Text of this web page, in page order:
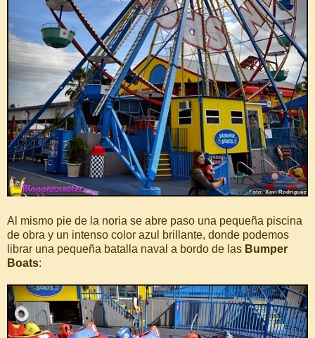
Al mismo pie de la noria se abre paso una pequeña piscina
de obra y un intenso color azul brillante, donde podemos
librar una pequeña batalla naval a bordo de las Bumper
Boats: